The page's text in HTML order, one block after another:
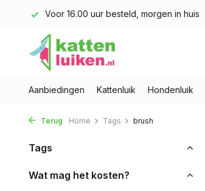
Voor 16.00 uur besteld, morgen in huis
Aanbiedingen Kattenluik Hondenluik
Terug Home Tags brush
Tags
Wat mag het kosten?